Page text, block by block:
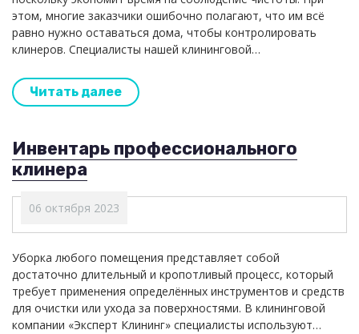
этом, многие заказчики ошибочно полагают, что им всё
равно нужно оставаться дома, чтобы контролировать
клинеров. Специалисты нашей клининговой…
Читать далее
Инвентарь профессионального
клинера
06 октября 2023
Уборка любого помещения представляет собой
достаточно длительный и кропотливый процесс, который
требует применения определённых инструментов и средств
для очистки или ухода за поверхностями. В клининговой
компании «Эксперт Клининг» специалисты используют…